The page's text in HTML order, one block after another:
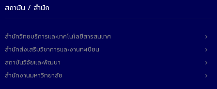
- SDU Zero Waste
ติดต่อเรา
สถาบัน / สำนัก
สำนักวิทยบริการและเทคโนโลยีสารสนเทศ
สำนักส่งเสริมวิชาการและงานทะเบียน
สถาบันวิจัยและพัฒนา
สำนักงานมหาวิทยาลัย